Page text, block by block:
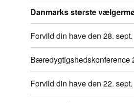
Danmarks største
Forvild din have den 28. sept.
Bæredygtigshedskonference
Forvild din have den 22. sept.